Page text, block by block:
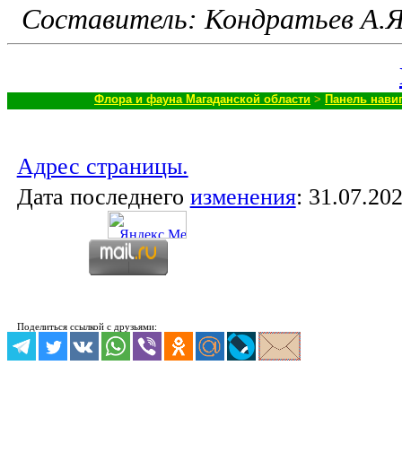
Составитель: Кондратьев
Флора и фауна Магаданской области > Панель
Адрес страницы.
Дата последнего изменения:
Поделиться ссылкой с друзьями: